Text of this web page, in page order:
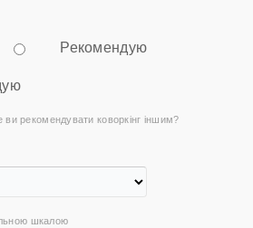
Рекомендую
рекомендувати коворкінг іншим?
шкалою